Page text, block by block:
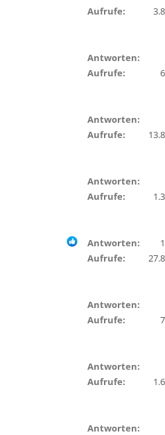
Aufrufe
Antworten
Aufrufe
Antworten
Aufrufe
Antworten
Aufrufe
Antworten
Aufrufe
Antworten
Aufrufe
Antworten
Aufrufe
Antworten